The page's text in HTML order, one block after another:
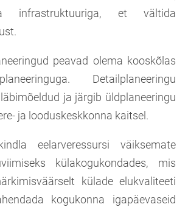
infrastruktuuriga, et vältida
peavad olema kooskõlas
Detailplaneeringu
ja järgib üldplaneeringu
ja looduskeskkonna kaitsel.
eelarveressursi väiksemate
külakogukondades, mis
külade elukvaliteeti
kogukonna igapäevaseid